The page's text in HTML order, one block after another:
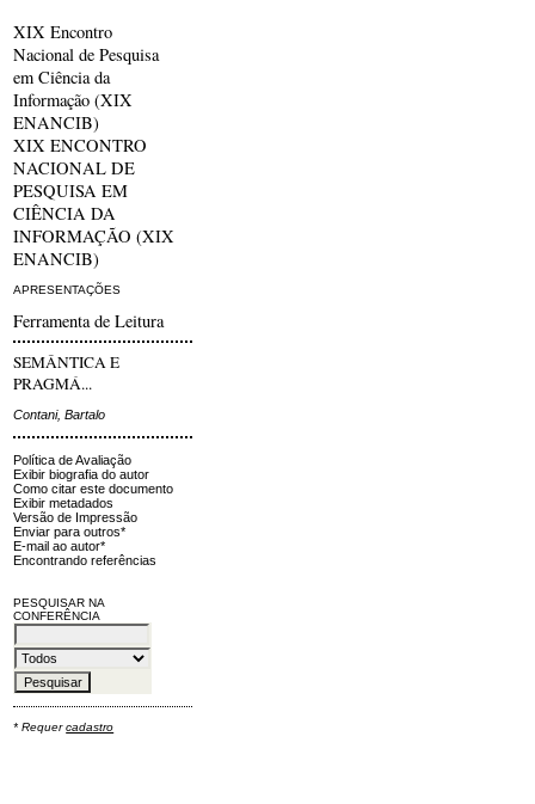
XIX Encontro
Nacional de Pesquisa
em Ciência da
Informação (XIX
ENANCIB)
XIX ENCONTRO
NACIONAL DE
PESQUISA EM
CIÊNCIA DA
INFORMAÇÃO (XIX
ENANCIB)
APRESENTAÇÕES
Ferramenta de Leitura
SEMÂNTICA E
PRAGMÁ...
Contani, Bartalo
Política de Avaliação
Exibir biografia do autor
Como citar este documento
Exibir metadados
Versão de Impressão
Enviar para outros*
E-mail ao autor*
Encontrando referências
PESQUISAR NA
CONFERÊNCIA
* Requercadastro